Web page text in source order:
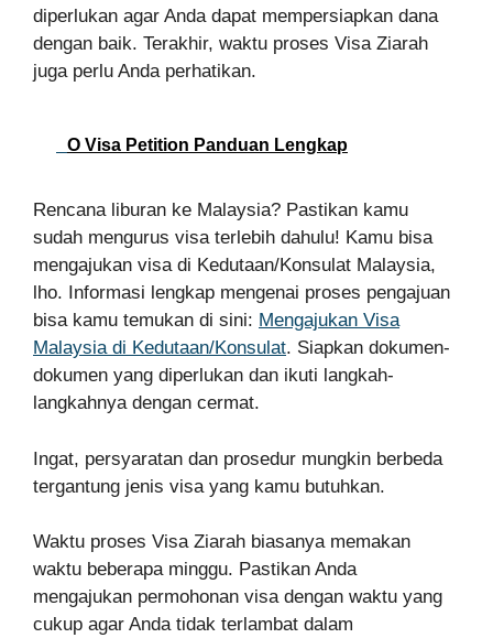
diperlukan agar Anda dapat mempersiapkan dana
dengan baik. Terakhir, waktu proses Visa Ziarah
juga perlu Anda perhatikan.
O Visa Petition Panduan Lengkap
Rencana liburan ke Malaysia? Pastikan kamu
sudah mengurus visa terlebih dahulu! Kamu bisa
mengajukan visa di Kedutaan/Konsulat Malaysia,
lho. Informasi lengkap mengenai proses pengajuan
bisa kamu temukan di sini: Mengajukan Visa
Malaysia di Kedutaan/Konsulat. Siapkan dokumen-
dokumen yang diperlukan dan ikuti langkah-
langkahnya dengan cermat.
Ingat, persyaratan dan prosedur mungkin berbeda
tergantung jenis visa yang kamu butuhkan.
Waktu proses Visa Ziarah biasanya memakan
waktu beberapa minggu. Pastikan Anda
mengajukan permohonan visa dengan waktu yang
cukup agar Anda tidak terlambat dalam